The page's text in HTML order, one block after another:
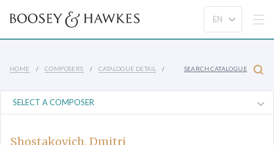
HOME COMPOSERS CATALOGUE DETAIL SEARCH CATALOGUE
Shostakovich, Dmitri